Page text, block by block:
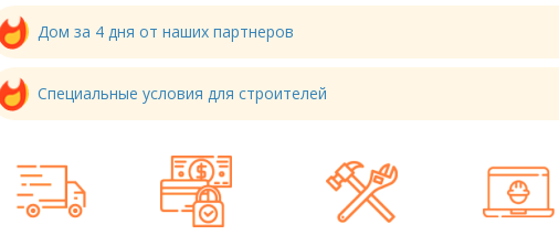
Дом за 4 дня от наших партнеров
Специальные условия для строителей